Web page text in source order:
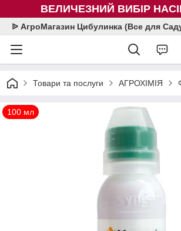
ВЕЛИЧЕЗНИЙ ВИБІР
ᐉ АгроМагазин Цибулинка (Все для
Товари та послуги АГРОХІМІЯ
100 мл